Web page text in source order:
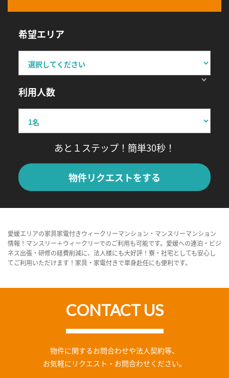
希望エリア
利用人数
あと１ステップ！簡単30秒！
物件リクエストをする
愛媛エリアの家具家電付きウィークリーマンション・マンスリーマンション
情報！マンスリー＋ウィークリーでのご利用も可能です。愛媛への連泊・ビジ
ネス出張・研修の経費削減に、法人様にも大好評！寮・社宅としても安心し
てご利用いただけます！家具・家電付きで単身赴任にも便利です。
CONTACT US
物件に関するお問合わせや法人契約等、
お気軽にリクエスト・お問合わせください。